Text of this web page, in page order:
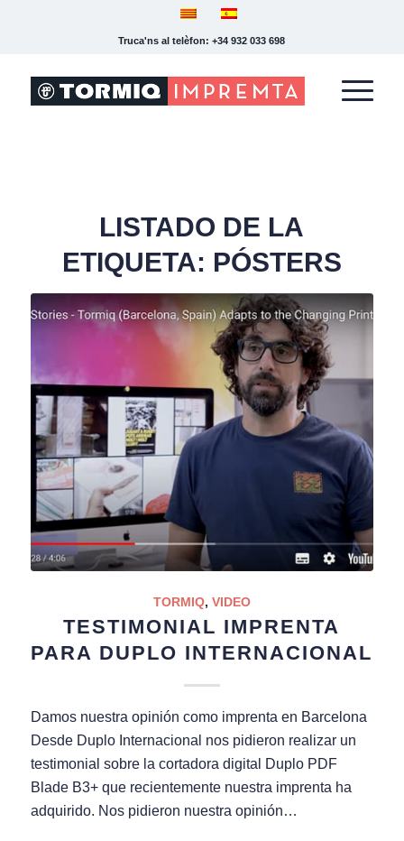
Truca'ns al telèfon: +34 932 033 698
LISTADO DE LA
ETIQUETA: PÓSTERS
TORMIQ, VIDEO
TESTIMONIAL IMPRENTA
PARA DUPLO INTERNACIONAL
Damos nuestra opinión como imprenta en Barcelona
Desde Duplo Internacional nos pidieron realizar un
testimonial sobre la cortadora digital Duplo PDF
Blade B3+ que recientemente nuestra imprenta ha
adquirido. Nos pidieron nuestra opinión…